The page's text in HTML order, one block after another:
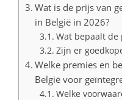
Wat is de prijs van
in België in 2026?
Wat bepaalt de
Zijn er
Welke premies en
België voor
Welke